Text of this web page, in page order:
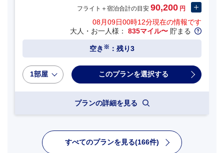
フライト＋宿泊合計の目安 90,200 円
08月09日00時12分現在の情報です
大人・お一人様： 835マイル〜 貯まる
空き ※ ：残り3
1部屋
プランの詳細を見る
すべてのプランを見る(166件)